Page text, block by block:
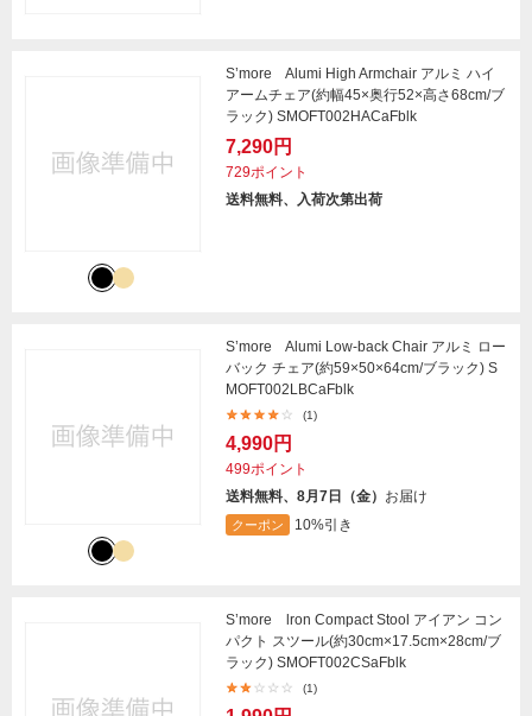
S’more Alumi High Armchair アルミ ハイ
アームチェア(約幅45×奥行52×高さ68cm/ブ
ラック) SMOFT002HACaFblk
7,290円
729ポイント
送料無料、入荷次第出荷
S’more Alumi Low-back Chair アルミ ロー
バック チェア(約59×50×64cm/ブラック) S
MOFT002LBCaFblk
(1)
4,990円
499ポイント
送料無料、8月7日（金） お届け
クーポン 10%引き
S’more lron Compact Stool アイアン コン
パクト スツール(約30cm×17.5cm×28cm/ブ
ラック) SMOFT002CSaFblk
(1)